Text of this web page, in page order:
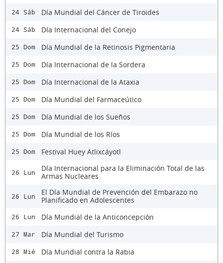
24 Sáb Día Mundial del Cáncer de Tiroides
24 Sáb Día Internacional del Conejo
25 Dom Día Mundial de la Retinosis Pigmentaria
25 Dom Día Internacional de la Sordera
25 Dom Día Internacional de la Ataxia
25 Dom Día Mundial del Farmaceútico
25 Dom Día Mundial de los Sueños
25 Dom Día Mundial de los Ríos
25 Dom Festival Huey Atlixcáyotl
26 Lun
Día Internacional para la Eliminación Total de las
Armas Nucleares
26 Lun
El Día Mundial de Prevención del Embarazo no
Planificado en Adolescentes
26 Lun Día Mundial de la Anticoncepción
27 Mar Día Mundial del Turismo
28 Mié Día Mundial contra la Rabia